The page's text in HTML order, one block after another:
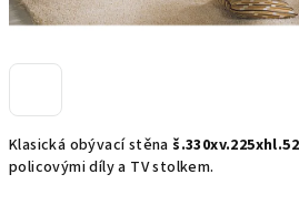
Klasická obývací stěna
policovými díly a TV stolkem.